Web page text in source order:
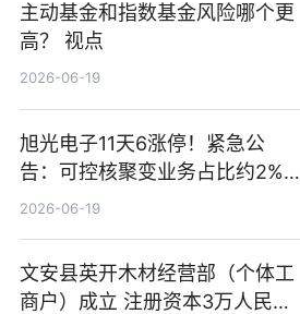
主动基金和指数基金风险哪个更
高？ 视点
2026-06-19
旭光电子11天6涨停！紧急公
告：可控核聚变业务占比约2%！
前沿热点
2026-06-19
文安县英开木材经营部（个体工
商户）成立 注册资本3万人民币